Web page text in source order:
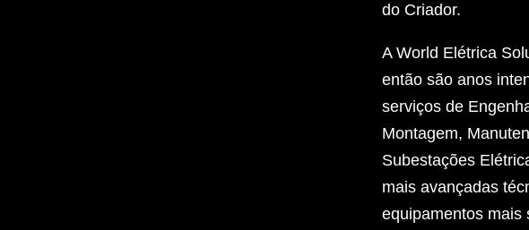
do Criador.
A World Elétrica
então são anos
serviços de
Montagem,
Subestações
mais avançadas
equipamentos mais